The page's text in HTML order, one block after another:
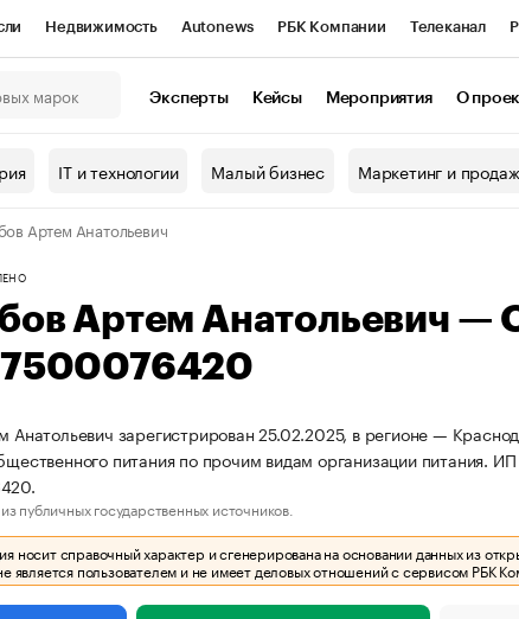
Недвижимость Autonews РБК Компании Телеканал
Проверка контрагентов
Эксперты Кейсы Мероприятия О
IT и технологии Малый бизнес Маркетинг и
Артем Анатольевич
Артем Анатольевич
зарегистрирован 25.02.2025, в регионе —
питания по прочим видам организации питания.
публичных государственных источников.
носит справочный характер и сгенерирована на основании данных из
является пользователем и не имеет деловых отношений с сервисом РБК